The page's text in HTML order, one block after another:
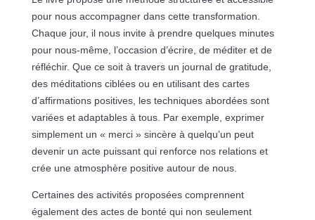
pour nous accompagner dans cette transformation.
Chaque jour, il nous invite à prendre quelques minutes
pour nous-même, l’occasion d’écrire, de méditer et de
réfléchir. Que ce soit à travers un journal de gratitude,
des méditations ciblées ou en utilisant des cartes
d’affirmations positives, les techniques abordées sont
variées et adaptables à tous. Par exemple, exprimer
simplement un « merci » sincère à quelqu’un peut
devenir un acte puissant qui renforce nos relations et
crée une atmosphère positive autour de nous.
Certaines des activités proposées comprennent
également des actes de bonté qui non seulement